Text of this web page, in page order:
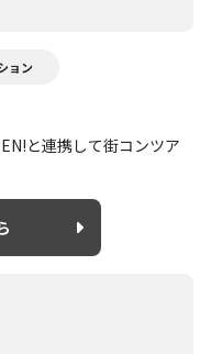
ョン
と連携して街コンツア